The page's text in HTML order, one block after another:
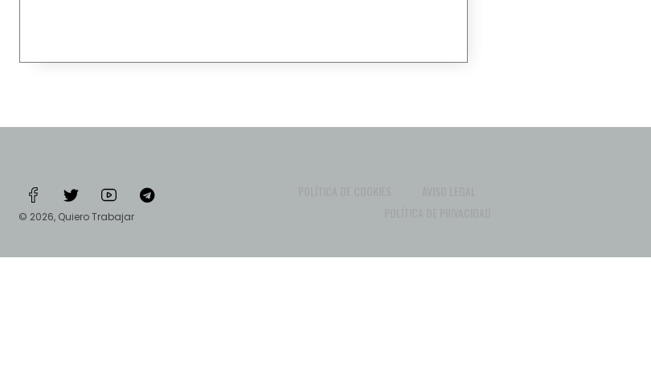
© 2026, Quiero Trabajar